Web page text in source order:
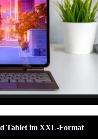
Tablet im XXL-Format